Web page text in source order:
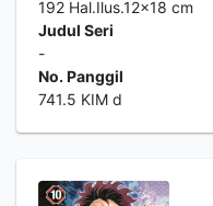
192 Hal.Ilus.12x18 cm
Judul Seri
-
No. Panggil
741.5 KIM d